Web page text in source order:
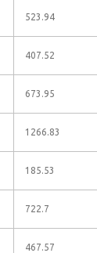
523.94
407.52
673.95
1266.83
185.53
722.7
467.57